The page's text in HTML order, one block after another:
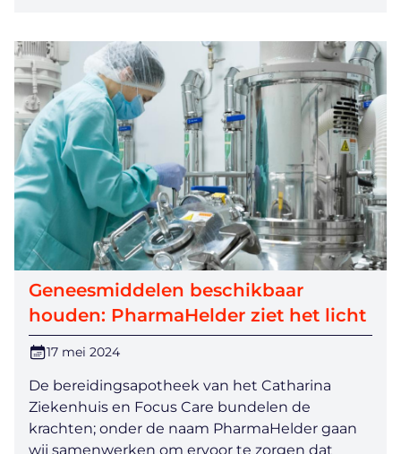
Geneesmiddelen beschikbaar
houden: PharmaHelder ziet het licht
17 mei 2024
De bereidingsapotheek van het Catharina
Ziekenhuis en Focus Care bundelen de
krachten; onder de naam PharmaHelder gaan
wij samenwerken om ervoor te zorgen dat